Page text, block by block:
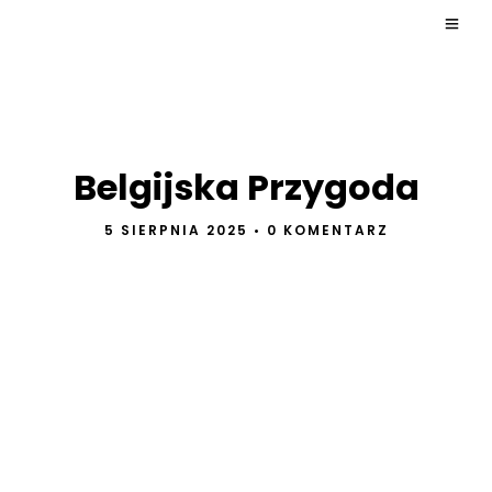
Belgijska Przygoda
5 SIERPNIA 2025 • 0 KOMENTARZ